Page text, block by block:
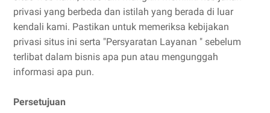
privasi yang berbeda dan istilah yang berada di luar
kendali kami. Pastikan untuk memeriksa kebijakan
privasi situs ini serta "Persyaratan Layanan " sebelum
terlibat dalam bisnis apa pun atau mengunggah
informasi apa pun.
Persetujuan